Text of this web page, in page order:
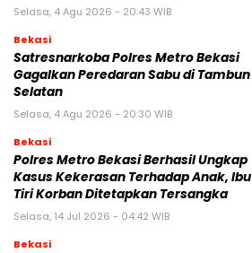
Selasa, 4 Agu 2026 - 20:43 WIB
Bekasi
Satresnarkoba Polres Metro Bekasi
Gagalkan Peredaran Sabu di Tambun
Selatan
Selasa, 4 Agu 2026 - 20:30 WIB
Bekasi
Polres Metro Bekasi Berhasil Ungkap
Kasus Kekerasan Terhadap Anak, Ibu
Tiri Korban Ditetapkan Tersangka
Selasa, 14 Jul 2026 - 04:42 WIB
Bekasi